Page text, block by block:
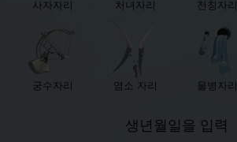
사자자리 처녀자리 천칭자리
궁수자리 염소 자리 물병자리
생년월일을 입력